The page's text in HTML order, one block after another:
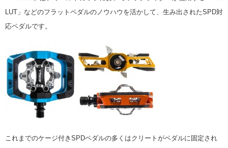
LUT」などのフラットペダルのノウハウを活かして、生み出されたSPD対
応ペダルです。
これまでのケージ付きSPDペダルの多くはクリートがペダルに固定され